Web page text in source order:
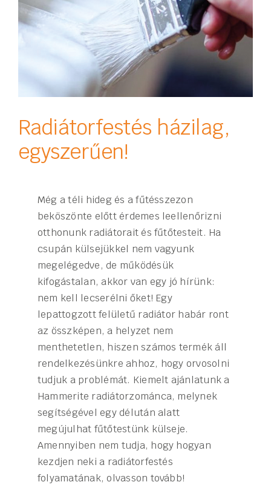
Radiátorfestés házilag,
egyszerűen!
Még a téli hideg és a fűtésszezon
beköszönte előtt érdemes leellenőrizni
otthonunk radiátorait és fűtőtesteit. Ha
csupán külsejükkel nem vagyunk
megelégedve, de működésük
kifogástalan, akkor van egy jó hírünk:
nem kell lecserélni őket! Egy
lepattogzott felületű radiátor habár ront
az összképen, a helyzet nem
menthetetlen, hiszen számos termék áll
rendelkezésünkre ahhoz, hogy orvosolni
tudjuk a problémát. Kiemelt ajánlatunk a
Hammerite radiátorzománca, melynek
segítségével egy délután alatt
megújulhat fűtőtestünk külseje.
Amennyiben nem tudja, hogy hogyan
kezdjen neki a radiátorfestés
folyamatának, olvasson tovább!